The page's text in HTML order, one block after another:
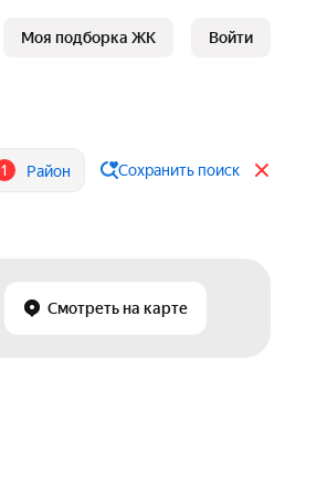
Моя подборка ЖК Войти
1 Район Сохранить поиск
Смотреть на карте